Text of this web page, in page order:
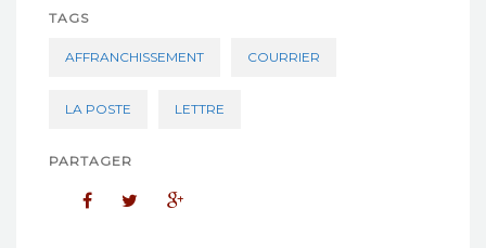
TAGS
AFFRANCHISSEMENT COURRIER
LA POSTE LETTRE
PARTAGER